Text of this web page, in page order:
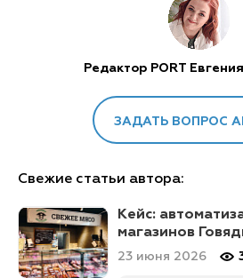
Редактор PORT
ЗАДАТЬ ВОПРОС
Свежие статьи автора:
Кейс:
магазинов
23 июня 2026